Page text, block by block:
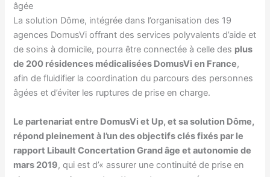
âgée
La solution Dôme, intégrée dans l’organisation des 19
agences DomusVi offrant des services polyvalents d’aide et
de soins à domicile, pourra être connectée à celle des plus
de 200 résidences médicalisées DomusVi en France,
afin de fluidifier la coordination du parcours des personnes
âgées et d’éviter les ruptures de prise en charge.
Le partenariat entre DomusVi et Up, et sa solution Dôme,
répond pleinement à l’un des objectifs clés fixés par le
rapport Libault Concertation Grand âge et autonomie de
mars 2019, qui est d’« assurer une continuité de prise en